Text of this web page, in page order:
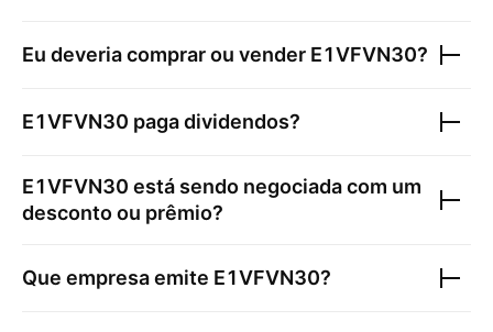
Eu deveria comprar ou vender E1VFVN30?
E1VFVN30 paga dividendos?
E1VFVN30 está sendo negociada com um
desconto ou prêmio?
Que empresa emite E1VFVN30?